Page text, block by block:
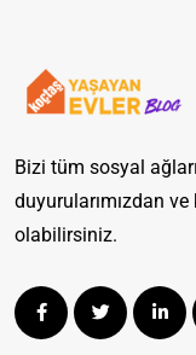
Bizi tüm sosyal
duyurularımızdan
olabilirsiniz.